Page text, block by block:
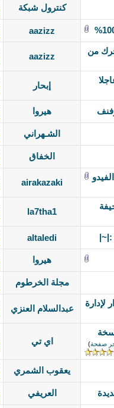
كنترول شبكة
aazizz
من
aazizz
إبحار
هيروا
الشـهراني
الخفاق
airakazaki
la7tha1
:|~|
altaledi
هيروا
مجلة الخرطوم
لإدارة
عبدالسلام العنزي
صفحة) اي تي
يعقوب الشمري
العريفي